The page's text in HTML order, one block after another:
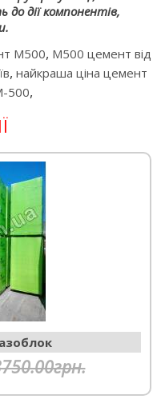
до дії компонентів,
М500, М500 цемент від
, найкраша ціна цемент
500,